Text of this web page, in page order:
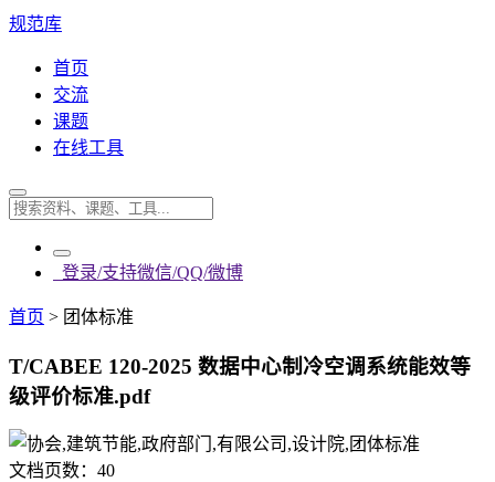
规范库
首页
交流
课题
在线工具
登录/支持微信/QQ/微博
首页 > 团体标准
T/CABEE 120-2025 数据中心制冷空调系统能效等
级评价标准.pdf
文档页数： 40